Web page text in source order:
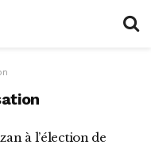
à l’élection de